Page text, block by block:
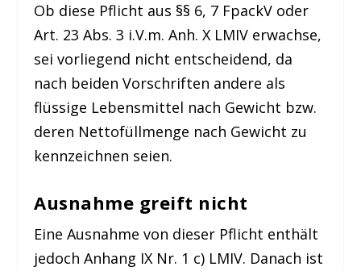
Ob diese Pflicht aus §§ 6, 7 FpackV oder
Art. 23 Abs. 3 i.V.m. Anh. X LMIV erwachse,
sei vorliegend nicht entscheidend, da
nach beiden Vorschriften andere als
flüssige Lebensmittel nach Gewicht bzw.
deren Nettofüllmenge nach Gewicht zu
kennzeichnen seien.
Ausnahme greift nicht
Eine Ausnahme von dieser Pflicht enthält
jedoch Anhang IX Nr. 1 c) LMIV. Danach ist